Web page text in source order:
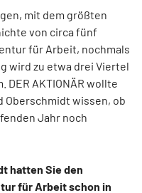
mit dem größten
von circa fünf
für Arbeit, nochmals
wird zu etwa drei Viertel
DER AKTIONÄR wollte
Oberschmidt wissen, ob
Jahr noch
hatten Sie den
für Arbeit schon in